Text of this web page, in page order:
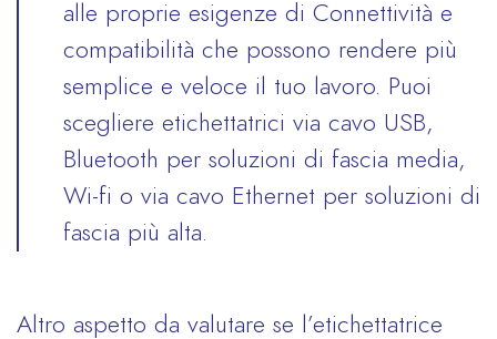
alle proprie esigenze di Connettività e
compatibilità che possono rendere più
semplice e veloce il tuo lavoro. Puoi
scegliere etichettatrici via cavo USB,
Bluetooth per soluzioni di fascia media,
Wi-fi o via cavo Ethernet per soluzioni di
fascia più alta.
Altro aspetto da valutare se l’etichettatrice